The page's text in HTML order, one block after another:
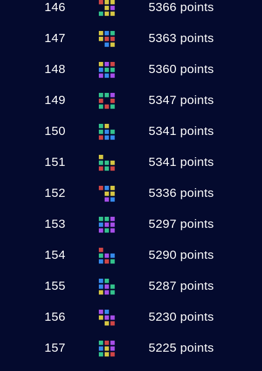
146 5366 points
147 5363 points
148 5360 points
149 5347 points
150 5341 points
151 5341 points
152 5336 points
153 5297 points
154 5290 points
155 5287 points
156 5230 points
157 5225 points